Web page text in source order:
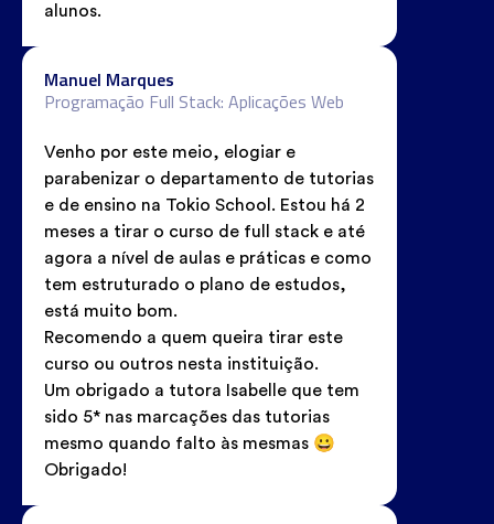
alunos.
Manuel Marques
Programação Full Stack: Aplicações Web
Venho por este meio, elogiar e
parabenizar o departamento de tutorias
e de ensino na Tokio School. Estou há 2
meses a tirar o curso de full stack e até
agora a nível de aulas e práticas e como
tem estruturado o plano de estudos,
está muito bom.
Recomendo a quem queira tirar este
curso ou outros nesta instituição.
Um obrigado a tutora Isabelle que tem
sido 5* nas marcações das tutorias
mesmo quando falto às mesmas 😀
Obrigado!